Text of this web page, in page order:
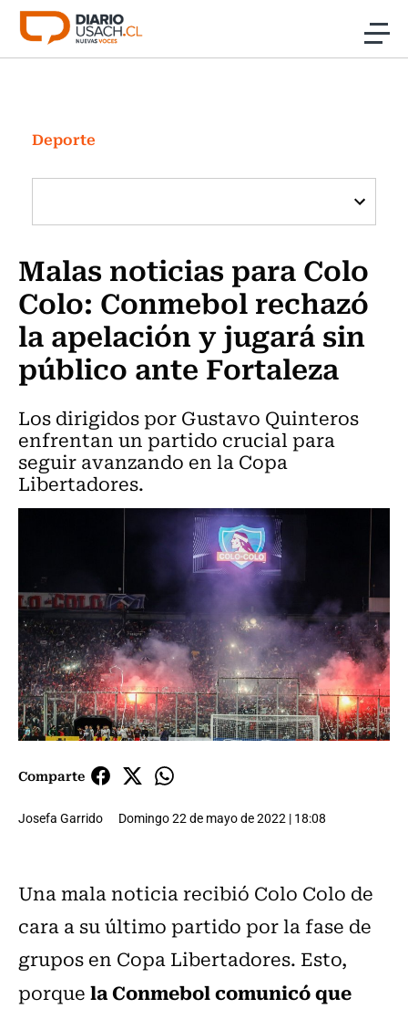
Click acá para ir directamente al contenido
Investigación
Cultura
Programas Radio y TV Usach
Deporte
Malas noticias para Colo
Colo: Conmebol rechazó
la apelación y jugará sin
público ante Fortaleza
Los dirigidos por Gustavo Quinteros
enfrentan un partido crucial para
seguir avanzando en la Copa
Libertadores.
Comparte
Josefa Garrido Domingo 22 de mayo de 2022 | 18:08
Una mala noticia recibió Colo Colo de
cara a su último partido por la fase de
grupos en Copa Libertadores. Esto,
porquela Conmebol comunicó que